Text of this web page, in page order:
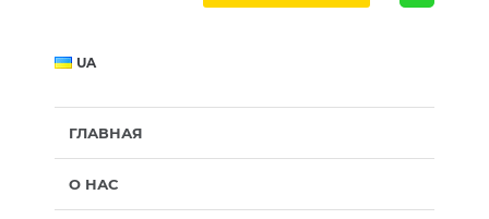
UA
ГЛАВНАЯ
О НАС